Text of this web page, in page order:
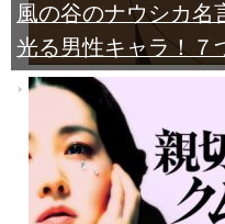
風の谷のナウシカ名
光る男性キャラ！７